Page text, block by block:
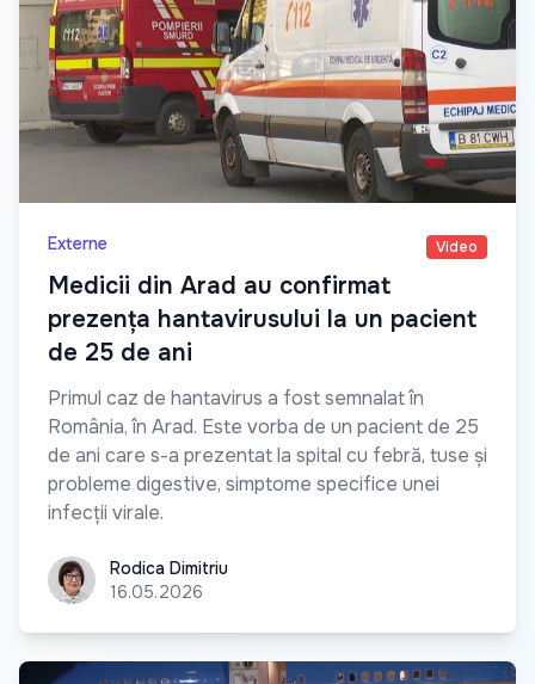
Externe Video
Medicii din Arad au confirmat
prezența hantavirusului la un pacient
de 25 de ani
Primul caz de hantavirus a fost semnalat în
România, în Arad. Este vorba de un pacient de 25
de ani care s-a prezentat la spital cu febră, tuse și
probleme digestive, simptome specifice unei
infecții virale.
Rodica Dimitriu
Rodica Dimitriu
16.05.2026